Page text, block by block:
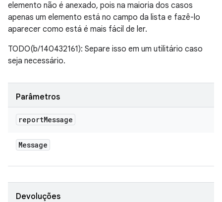
elemento não é anexado, pois na maioria dos casos
apenas um elemento está no campo da lista e fazê-lo
aparecer como está é mais fácil de ler.
TODO(b/140432161): Separe isso em um utilitário caso
seja necessário.
Parâmetros
reportMessage
Message
Devoluções